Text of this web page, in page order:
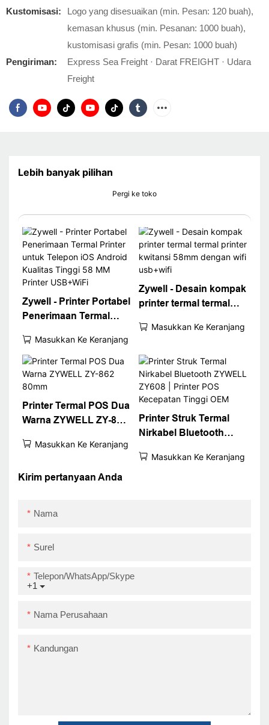
Kustomisasi:
Logo yang disesuaikan (min. Pesan: 120 buah),
kemasan khusus (min. Pesanan: 1000 buah),
kustomisasi grafis (min. Pesan: 1000 buah)
Pengiriman:
Express Sea Freight · Darat FREIGHT · Udara
Freight
Lebih banyak pilihan
Pergi ke toko
Zywell - Printer Portabel
Penerimaan Termal
iOS Android Kualitas
Tinggi 58 MM Printer
USB+WiFi
Masukkan Ke Keranjang
Zywell - Desain kompak
printer termal termal
dengan wifi usb+wifi
Masukkan Ke Keranjang
Printer Termal POS Dua
Warna ZYWELL ZY-862
Masukkan Ke Keranjang
Printer Struk Termal
Nirkabel Bluetooth
Printer POS Kecepatan
Masukkan Ke Keranjang
Kirim pertanyaan Anda
Nama
Surel
+1
Telepon/WhatsApp/Skype
Nama Perusahaan
Kandungan